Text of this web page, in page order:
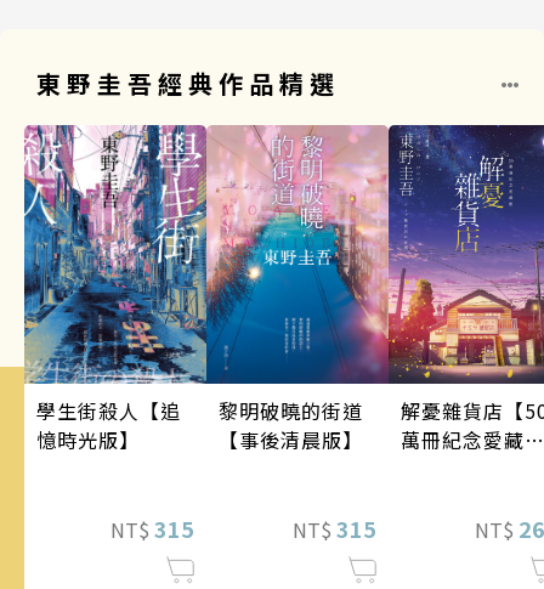
東野圭吾經典作品精選
學生街殺人【追
憶時光版】
NT$ 315
黎明破曉的街道
【事後清晨版】
NT$ 315
解憂雜貨店【
萬冊紀念愛藏
NT$